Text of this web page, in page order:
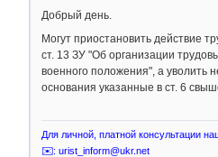
Добрый день.
Могут приостановить действие
ст. 13 ЗУ "Об организации
военного положения", а уволить
основания указанные в ст. 6
Для личной, платной консультации
✉️: urist_inform@ukr.net